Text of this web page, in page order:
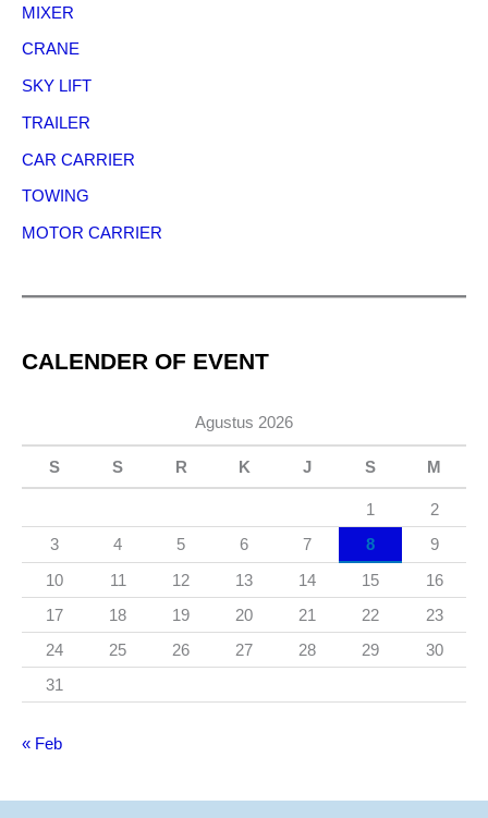
MIXER
CRANE
SKY LIFT
TRAILER
CAR CARRIER
TOWING
MOTOR CARRIER
CALENDER OF EVENT
Agustus 2026
S S R K J S M
1
2
3
4 5 6 7 8
9
10
11 12 13 14 15
16
17
18 19 20 21 22
23
24
25 26 27 28 29
30
31
« Feb